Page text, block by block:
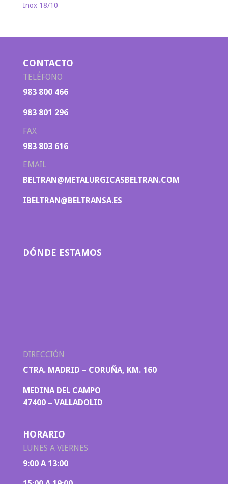
Inox 18/10
CONTACTO
TELÉFONO
983 800 466
983 801 296
FAX
983 803 616
EMAIL
BELTRAN@METALURGICASBELTRAN.COM
IBELTRAN@BELTRANSA.ES
DÓNDE ESTAMOS
DIRECCIÓN
CTRA. MADRID – CORUÑA, KM. 160
MEDINA DEL CAMPO
47400 – VALLADOLID
HORARIO
LUNES A VIERNES
9:00 A 13:00